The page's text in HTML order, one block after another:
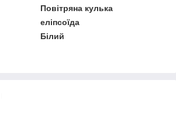
Повітряна кулька
еліпсоїда
Білий